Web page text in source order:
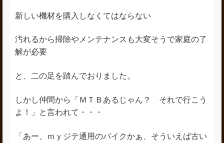
新しい機材を購入しなくてはならない
汚れるから掃除やメンテナンスも大変そうで家庭の了
解が必要
と、二の足を踏んでおりました。
しかし仲間から「ＭＴＢあるじゃん？ それで行こう
よ！」と言われて・・・
「あー、ｍｙジテ通用のバイクかぁ、そういえば古い